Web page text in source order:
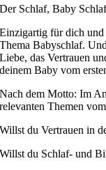
Der Schlaf, Baby
Einzigartig für dich
Thema Babyschlaf.
Liebe, das Vertrauen
deinem Baby vom
Nach dem Motto: Im
relevanten Themen
Willst du Vertrauen in
Willst du Schlaf- und